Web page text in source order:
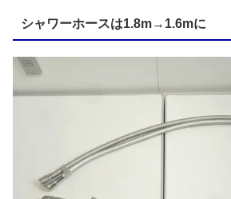
シャワーホースは1.8m→1.6mに